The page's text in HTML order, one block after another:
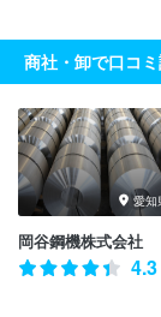
商社・卸で口コ
愛知
岡谷鋼機株式会社
4.3